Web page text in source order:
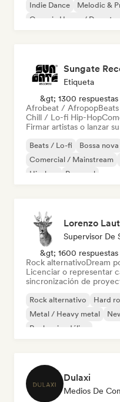
Indie Dance
Melodic &
Organic House /
Sungate
Etiqueta
&gt; 1300 respuestas
Afrobeat / Afropop
Chill / Lo-fi Hip-Hop
Firmar artistas o lanzar
Beats / Lo-fi Bossa nova
Comercial / Mainstream
Hip-hop
Pop soul
Lorenzo
Supervisor De
&gt; 1600 respuestas
Rock alternativoDream
Licenciar o representar
sincronización de
Rock alternativo Hard
Metal / Heavy metal
Rock psicodélico
Dulaxi
Medios De